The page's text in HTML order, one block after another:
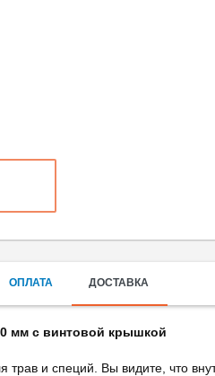
ОПЛАТА ДОСТАВКА
мм с винтовой крышкой
трав и специй. Вы видите, что